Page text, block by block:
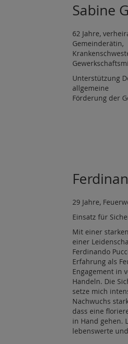
Sabine
62 Jahre,
Gemeinderätin,
Unterstützung
allgemeine
Förderung der
29 Jahre,
Einsatz für
Mit einer
einer
Ferdinando
Erfahrung als
Engagement in
Handeln. Die
setze mich
Nachwuchs
dass eine
in Hand gehen.
lebenswerte